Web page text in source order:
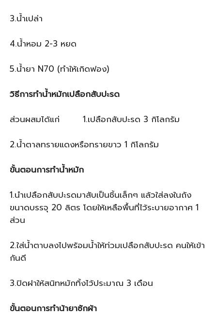
3.น้ำเปล่า
4.น้ำหอม 2-3 หยด
5.น้ำยา N70 (ทำให้เกิดฟอง)
วิธีการทำน้ำหมักเปลือกสับปะรด
ส่วนผสมได้แก่ 1.เปลือกสับปะรด 3 กิโลกรัม
2.น้ำตาลทรายแดงหรือทรายขาว 1 กิโลกรัม
ขั้นตอนการทำน้ำหมัก
1.นำเปลือกสับปะรดมาสับเป็นชิ้นเล็กๆ แล้วใส่ลงในถัง
ขนาดบรรจุ 20 ลิตร โดยให้เหลือพื้นที่ไว้ระบายอากาศ 1
ส่วน
2.ใส่น้ำตาบลงไปพร้อมน้ำให้ท่วมเปลือกสับปะรด คนให้เข้า
กันดี
3.ปิดฝาให้สนิทหมักทิ้งไว้ประมาณ 3 เดือน
ขั้นตอนการทำน้ายาซักผ้า